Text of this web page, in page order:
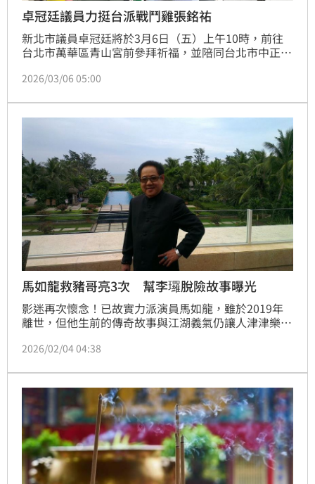
卓冠廷議員力挺台派戰鬥雞張銘祐
新北市議員卓冠廷將於3月6日（五）上午10時，前往
台北市萬華區青山宮前參拜祈福，並陪同台北市中正、
雞」的張銘祐，一同展開萬華地區車隊掃街行程，向地
人士稱為「台北第一街」，見證台北城市發展與艋舺歷
史文化的深厚底蘊，此次行程從此出發，也象徵對萬華
2026/03/06 05:00
馬如龍救豬哥亮3次 幫李㼈脫險故事曝光
影迷再次懷念！已故實力派演員馬如龍，雖於2019年
離世，但他生前的傳奇故事與江湖義氣仍讓人津津樂
被重新翻出，讓外界驚呼：這位大哥的人生比戲還精
2026/02/04 04:38